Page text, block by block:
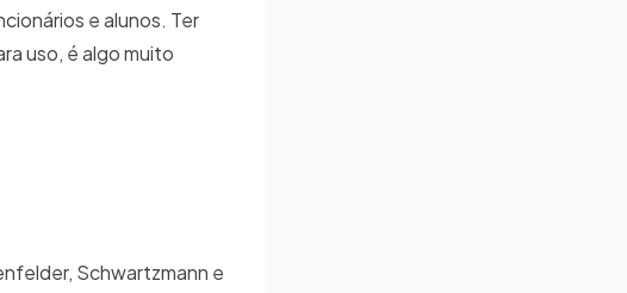
e alunos. Ter
uso, é algo muito
Schwartzmann e